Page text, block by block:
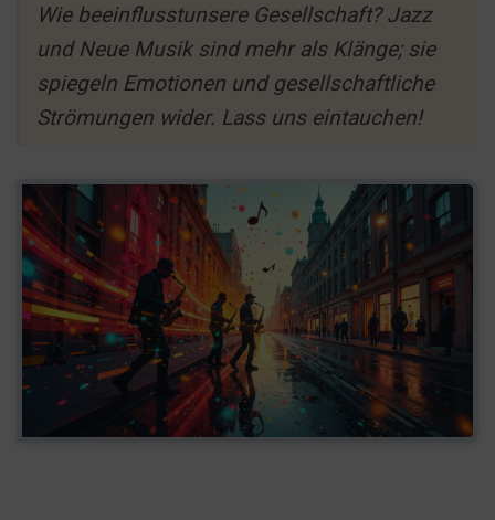
Wie beeinflusstunsere Gesellschaft? Jazz
und Neue Musik sind mehr als Klänge; sie
spiegeln Emotionen und gesellschaftliche
Strömungen wider. Lass uns eintauchen!